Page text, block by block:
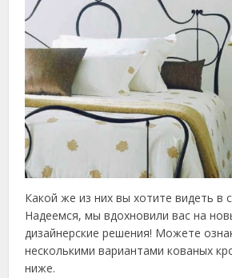
Какой же из них вы хотите видеть в
Надеемся, мы вдохновили вас на
дизайнерские решения! Можете
несколькими вариантами кованых
ниже.